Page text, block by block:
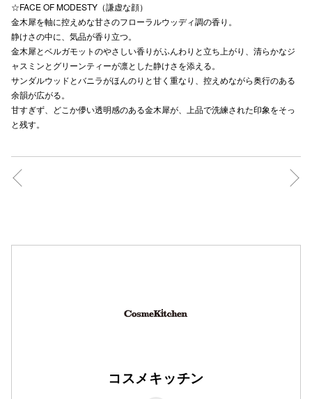
☆FACE OF MODESTY（謙虚な顔）
金木犀を軸に控えめな甘さのフローラルウッディ調の香り。
静けさの中に、気品が香り立つ。
金木犀とベルガモットのやさしい香りがふんわりと立ち上がり、清らかなジ
ャスミンとグリーンティーが凛とした静けさを添える。
サンダルウッドとバニラがほんのりと甘く重なり、控えめながら奥行のある
余韻が広がる。
甘すぎず、どこか儚い透明感のある金木犀が、上品で洗練された印象をそっ
と残す。
コスメキッチン
那覇オ
横浜ビ